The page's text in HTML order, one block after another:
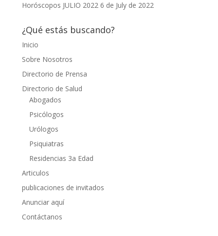
Horóscopos JULIO 2022 6 de July de 2022
¿Qué estás buscando?
Inicio
Sobre Nosotros
Directorio de Prensa
Directorio de Salud
Abogados
Psicólogos
Urólogos
Psiquiatras
Residencias 3a Edad
Articulos
publicaciones de invitados
Anunciar aquí
Contáctanos